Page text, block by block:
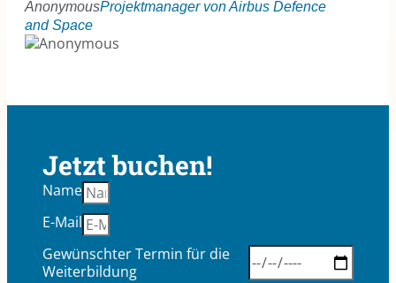
AnonymousProjektmanager von Airbus Defence
and Space
Jetzt buchen!
Name
E-Mail
Gewünschter Termin für die
Weiterbildung